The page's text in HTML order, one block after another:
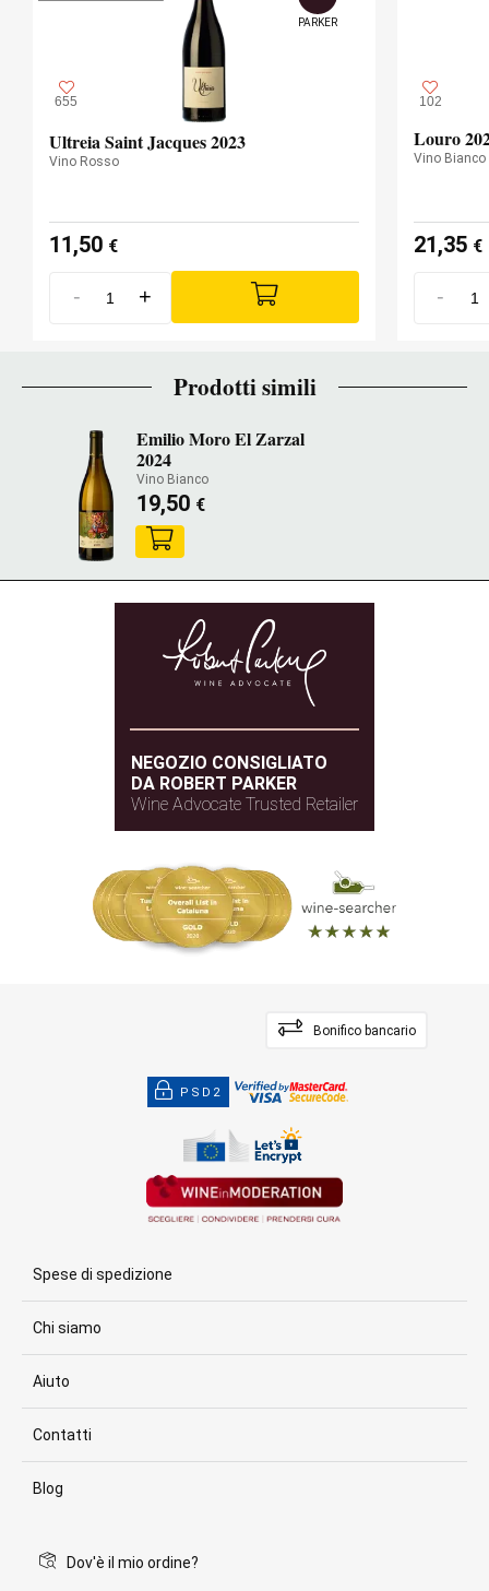
Rovere francese
655
PARKER
Ultreia Saint Jacques 2023
Vino Rosso
11,50 €
- +
102
Louro
Vino Bianco
21,35 €
-
Prodotti simili
Emilio Moro El Zarzal
2024
Vino Bianco
19,50 €
NEGOZIO CONSIGLIATO
DA ROBERT PARKER
Wine Advocate Trusted Retailer
Bonifico bancario
PSD2
Spese di spedizione
Chi siamo
Aiuto
Contatti
Blog
Dov'è il mio ordine?